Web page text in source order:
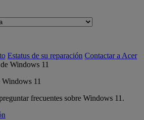
Estatus de su reparación Contactar a Acer
Windows 11
frecuentes sobre Windows 11.